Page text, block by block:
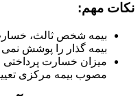
نکات مهم:
بیمه شخص ثالث، خسارت
بیمه گذار را پوشش نمی
میزان خسارت
مصوب بیمه مرکزی